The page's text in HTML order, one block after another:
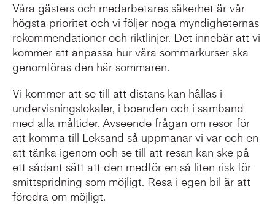
Våra gästers och medarbetares säkerhet är vår
högsta prioritet och vi följer noga myndigheternas
rekommendationer och riktlinjer. Det innebär att vi
kommer att anpassa hur våra sommarkurser ska
genomföras den här sommaren.
Vi kommer att se till att distans kan hållas i
undervisningslokaler, i boenden och i samband
med alla måltider. Avseende frågan om resor för
att komma till Leksand så uppmanar vi var och en
att tänka igenom och se till att resan kan ske på
ett sådant sätt att den medför en så liten risk för
smittspridning som möjligt. Resa i egen bil är att
föredra om möjligt.